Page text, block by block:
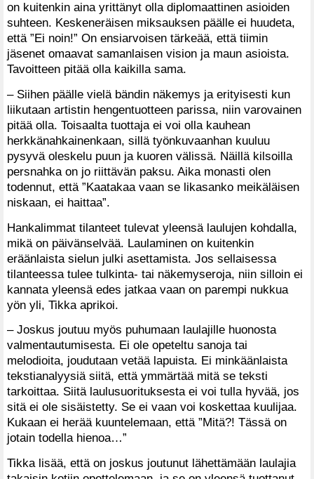
on kuitenkin aina yrittänyt olla diplomaattinen asioiden
suhteen. Keskeneräisen miksauksen päälle ei huudeta,
että ”Ei noin!” On ensiarvoisen tärkeää, että tiimin
jäsenet omaavat samanlaisen vision ja maun asioista.
Tavoitteen pitää olla kaikilla sama.
– Siihen päälle vielä bändin näkemys ja erityisesti kun
liikutaan artistin hengentuotteen parissa, niin varovainen
pitää olla. Toisaalta tuottaja ei voi olla kauhean
herkkänahkainenkaan, sillä työnkuvaanhan kuuluu
pysyvä oleskelu puun ja kuoren välissä. Näillä kilsoilla
persnahka on jo riittävän paksu. Aika monasti olen
todennut, että ”Kaatakaa vaan se likasanko meikäläisen
niskaan, ei haittaa”.
Hankalimmat tilanteet tulevat yleensä laulujen kohdalla,
mikä on päivänselvää. Laulaminen on kuitenkin
eräänlaista sielun julki asettamista. Jos sellaisessa
tilanteessa tulee tulkinta- tai näkemyseroja, niin silloin ei
kannata yleensä edes jatkaa vaan on parempi nukkua
yön yli, Tikka aprikoi.
– Joskus joutuu myös puhumaan laulajille huonosta
valmentautumisesta. Ei ole opeteltu sanoja tai
melodioita, joudutaan vetää lapuista. Ei minkäänlaista
tekstianalyysiä siitä, että ymmärtää mitä se teksti
tarkoittaa. Siitä laulusuorituksesta ei voi tulla hyvää, jos
sitä ei ole sisäistetty. Se ei vaan voi koskettaa kuulijaa.
Kukaan ei herää kuuntelemaan, että ”Mitä?! Tässä on
jotain todella hienoa…”
Tikka lisää, että on joskus joutunut lähettämään laulajia